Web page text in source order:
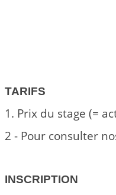
TARIFS
1. Prix du stage (=
2 - Pour consulter
INSCRIPTION